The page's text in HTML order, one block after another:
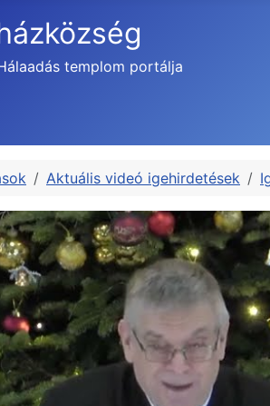
templom portálja
Aktuális videó igehirdetések